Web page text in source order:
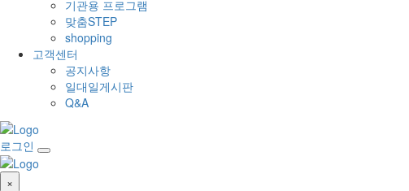
기관용 프로그램
맞춤STEP
shopping
고객센터
공지사항
일대일게시판
Q&A
로그인
×